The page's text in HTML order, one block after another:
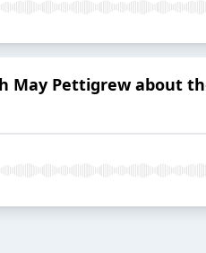
Pettigrew about